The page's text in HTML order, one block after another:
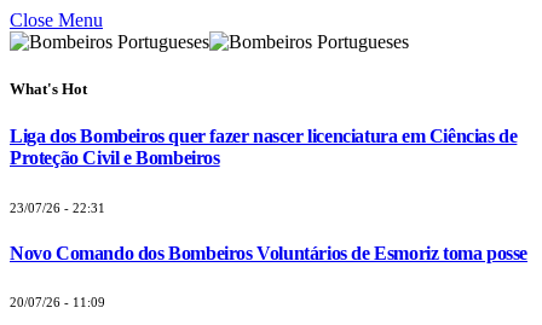
Close Menu
What's Hot
Liga dos Bombeiros quer fazer nascer licenciatura em Ciências de
Proteção Civil e Bombeiros
23/07/26 - 22:31
Novo Comando dos Bombeiros Voluntários de Esmoriz toma posse
20/07/26 - 11:09